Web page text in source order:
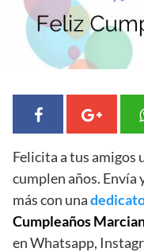
Felicita a tus amigos
cumplen años. Envía
más con una
Cumpleaños
en Whatsapp,